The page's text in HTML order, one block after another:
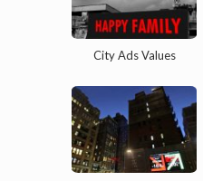
City Ads Values